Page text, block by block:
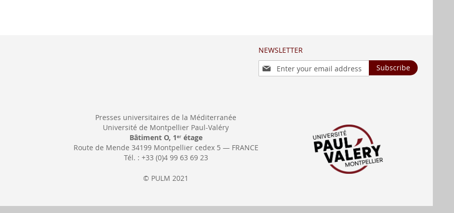
NEWSLETTER
Sign
Up
Subscribe
Presses universitaires de la Méditerranée
Université de Montpellier Paul-Valéry
Bâtiment O, 1 erétage
Route de Mende 34199 Montpellier cedex 5 — FRANCE
Tél. : +33 (0)4 99 63 69 23
© PULM 2021